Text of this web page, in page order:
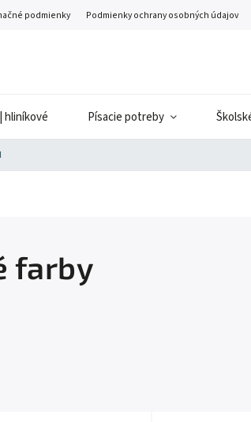
podmienky Podmienky ochrany osobných údajov
hliníkové Písacie potreby
farby